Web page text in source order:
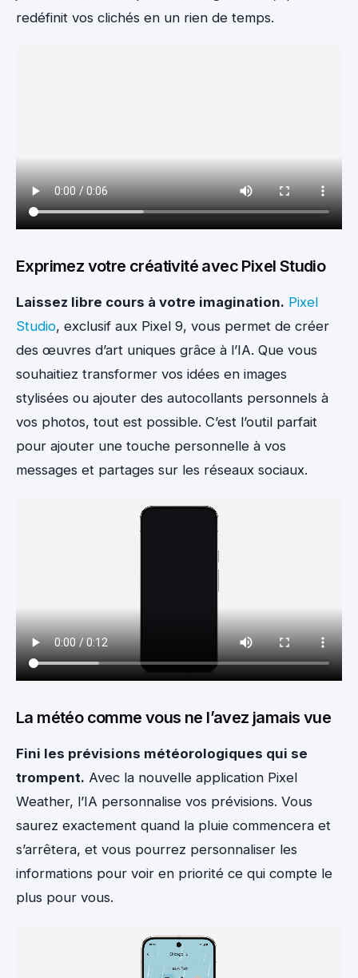
redéfinit vos clichés en un rien de temps.
Exprimez votre créativité avec Pixel Studio
Laissez libre cours à votre imagination. Pixel
Studio, exclusif aux Pixel 9, vous permet de créer
des œuvres d’art uniques grâce à l’IA. Que vous
souhaitiez transformer vos idées en images
stylisées ou ajouter des autocollants personnels à
vos photos, tout est possible. C’est l’outil parfait
pour ajouter une touche personnelle à vos
messages et partages sur les réseaux sociaux.
La météo comme vous ne l’avez jamais vue
Fini les prévisions météorologiques qui se
trompent. Avec la nouvelle application Pixel
Weather, l’IA personnalise vos prévisions. Vous
saurez exactement quand la pluie commencera et
s’arrêtera, et vous pourrez personnaliser les
informations pour voir en priorité ce qui compte le
plus pour vous.